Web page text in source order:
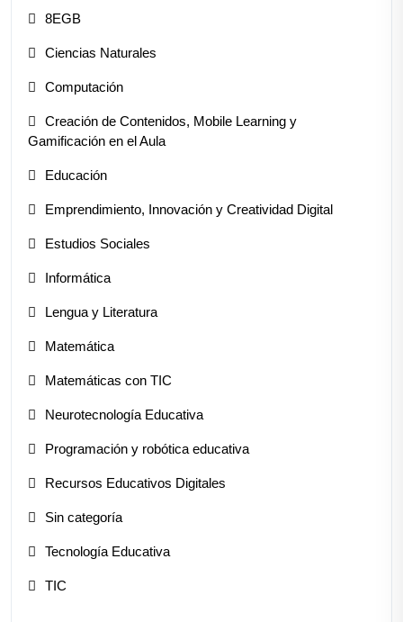
8EGB
Ciencias Naturales
Computación
Creación de Contenidos, Mobile Learning y
Gamificación en el Aula
Educación
Emprendimiento, Innovación y Creatividad Digital
Estudios Sociales
Informática
Lengua y Literatura
Matemática
Matemáticas con TIC
Neurotecnología Educativa
Programación y robótica educativa
Recursos Educativos Digitales
Sin categoría
Tecnología Educativa
TIC